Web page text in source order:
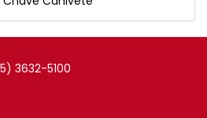
3632-5100